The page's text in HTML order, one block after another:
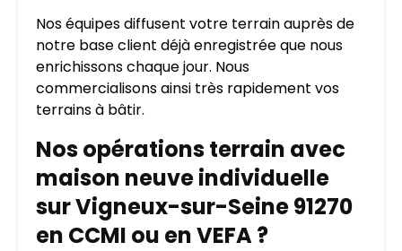
Nos équipes diffusent votre terrain auprès de
notre base client déjà enregistrée que nous
enrichissons chaque jour. Nous
commercialisons ainsi très rapidement vos
terrains à bâtir.
Nos opérations terrain avec
maison neuve individuelle
sur Vigneux-sur-Seine 91270
en CCMI ou en VEFA ?